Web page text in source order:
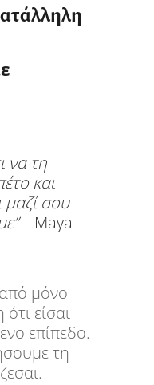
να τη
και
μαζί σου
– Maya
μόνο
είσαι
επίπεδο.
τη